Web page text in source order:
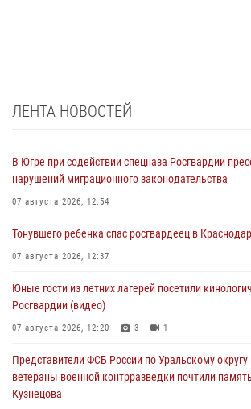
ЛЕНТА НОВОСТЕЙ
В Югре при содействии спецназа Росгвардии
нарушений миграционного законодательства
07 августа 2026, 12:54
Тонувшего ребенка спас росгвардеец в
07 августа 2026, 12:37
Юные гости из летних лагерей посетили
Росгвардии (видео)
07 августа 2026, 12:20 3 1
Представители ФСБ России по Уральскому округу
ветераны военной контрразведки почтили
Кузнецова